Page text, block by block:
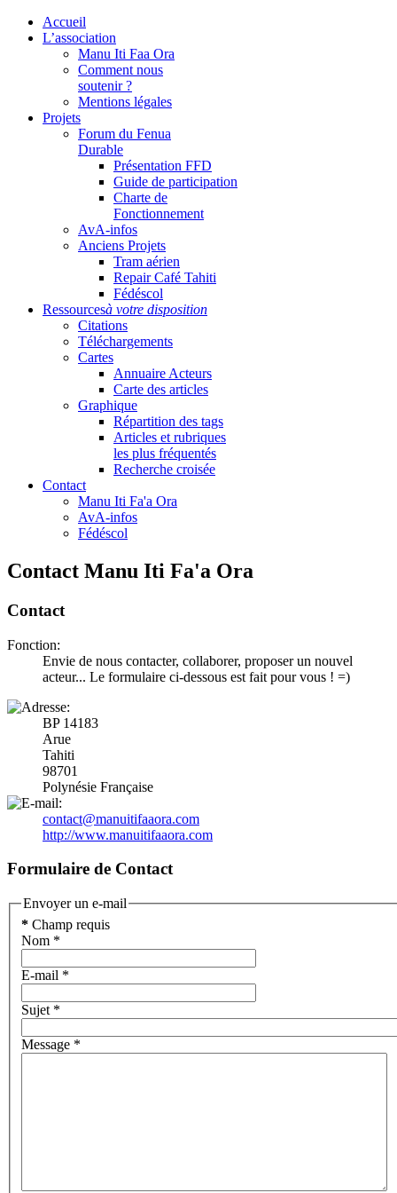
Accueil
L’association
Manu Iti Faa Ora
Comment nous
soutenir ?
Mentions légales
Projets
Forum du Fenua
Durable
Présentation FFD
Guide de participation
Charte de
Fonctionnement
AvA-infos
Anciens Projets
Tram aérien
Repair Café Tahiti
Fédéscol
Ressourcesà votre disposition
Citations
Téléchargements
Cartes
Annuaire Acteurs
Carte des articles
Graphique
Répartition des tags
Articles et rubriques
les plus fréquentés
Recherche croisée
Contact
Manu Iti Fa'a Ora
AvA-infos
Fédéscol
Contact Manu Iti Fa'a Ora
Contact
Fonction:
Envie de nous contacter, collaborer, proposer un nouvel
acteur... Le formulaire ci-dessous est fait pour vous ! =)
BP 14183
Arue
Tahiti
98701
Polynésie Française
contact@manuitifaaora.com
http://www.manuitifaaora.com
Formulaire de Contact
Envoyer un e-mail
* Champ requis
Nom *
E-mail *
Sujet *
Message *